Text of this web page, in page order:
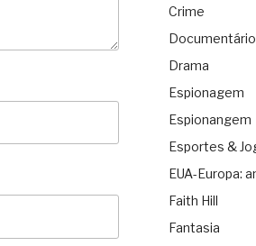
Crime
Documentário
Drama
Espionagem
Espionangem
Esportes &
EUA-Europa:
Faith Hill
Fantasia